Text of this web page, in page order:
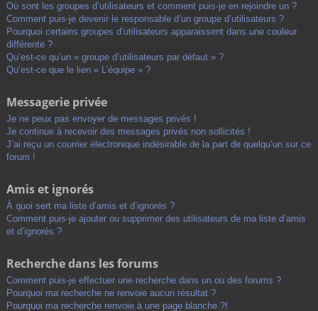
Où sont les groupes d’utilisateurs et comment puis-je en rejoindre un ?
Comment puis-je devenir le responsable d’un groupe d’utilisateurs ?
Pourquoi certains groupes d’utilisateurs apparaissent dans une couleur
différente ?
Qu’est-ce qu’un « groupe d’utilisateurs par défaut » ?
Qu’est-ce que le lien « L’équipe » ?
Messagerie privée
Je ne peux pas envoyer de messages privés !
Je continue à recevoir des messages privés non sollicités !
J’ai reçu un courrier électronique indésirable de la part de quelqu’un sur ce
forum !
Amis et ignorés
À quoi sert ma liste d’amis et d’ignorés ?
Comment puis-je ajouter ou supprimer des utilisateurs de ma liste d’amis
et d’ignorés ?
Recherche dans les forums
Comment puis-je effectuer une recherche dans un ou des forums ?
Pourquoi ma recherche ne renvoie aucun résultat ?
Pourquoi ma recherche renvoie à une page blanche ?!